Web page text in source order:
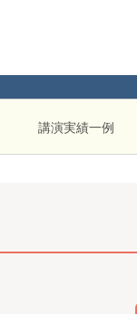
講演実績一例